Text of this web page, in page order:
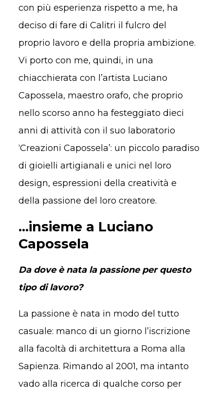
con più esperienza rispetto a me, ha
deciso di fare di Calitri il fulcro del
proprio lavoro e della propria ambizione.
Vi porto con me, quindi, in una
chiacchierata con l’artista Luciano
Capossela, maestro orafo, che proprio
nello scorso anno ha festeggiato dieci
anni di attività con il suo laboratorio
‘Creazioni Capossela’: un piccolo paradiso
di gioielli artigianali e unici nel loro
design, espressioni della creatività e
della passione del loro creatore.
...insieme a Luciano
Capossela
Da dove è nata la passione per questo
tipo di lavoro?
La passione è nata in modo del tutto
casuale: manco di un giorno l’iscrizione
alla facoltà di architettura a Roma alla
Sapienza. Rimando al 2001, ma intanto
vado alla ricerca di qualche corso per